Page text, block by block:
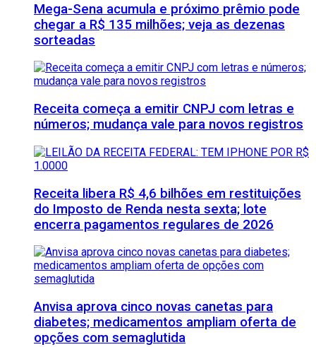
Mega-Sena acumula e próximo prêmio pode
chegar a R$ 135 milhões; veja as dezenas
sorteadas
Receita começa a emitir CNPJ com letras e
números; mudança vale para novos registros
Receita libera R$ 4,6 bilhões em restituições
do Imposto de Renda nesta sexta; lote
encerra pagamentos regulares de 2026
Anvisa aprova cinco novas canetas para
diabetes; medicamentos ampliam oferta de
opções com semaglutida